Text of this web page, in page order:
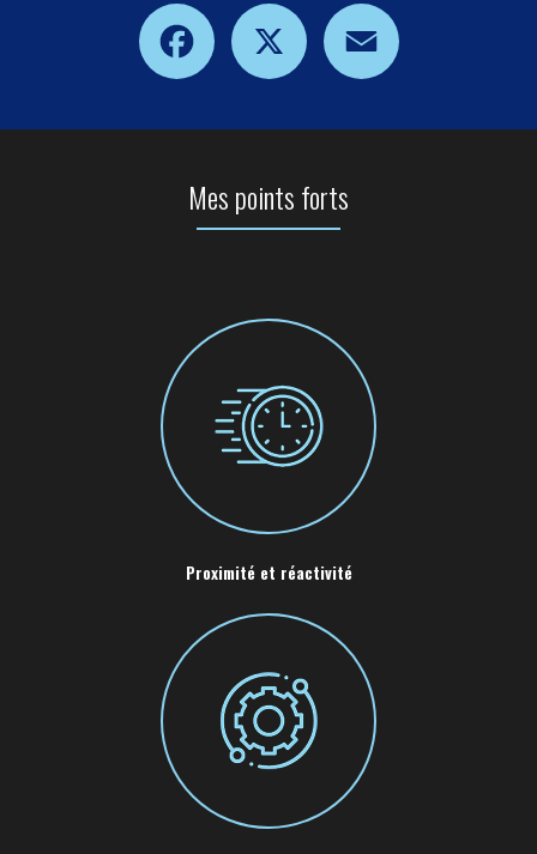
Facebook
Mes points forts
Proximité et réactivité